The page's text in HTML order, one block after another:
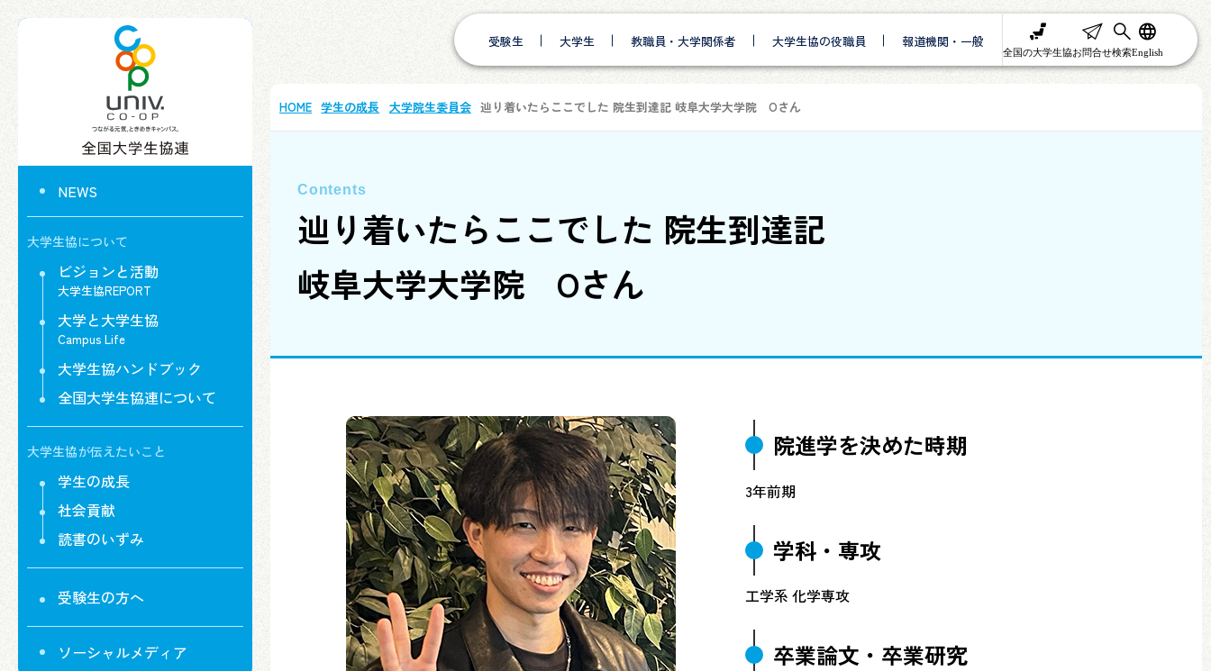
NEWS
大学生協について
ビジョンと活動
大学生協REPORT
大学と大学生協
Campus Life
大学生協ハンドブック
全国大学生協連について
大学生協が伝えたいこと
学生の成長
社会貢献
読書のいずみ
受験生の方へ
ソーシャルメディア
受験生 大学生 教職員・大学関係者 大学生協の役職員 報道機関・一般
全国の大学生協お問合せ検索English
HOME 学生の成長 大学院生委員会 辿り着いたらここでした 院生到達記 岐阜大学大学院 Oさん
辿り着いたらここでした 院生到達記
岐阜大学大学院 Oさん
院進学を決めた時期
3年前期
学科・専攻
工学系 化学専攻
卒業論文・卒業研究